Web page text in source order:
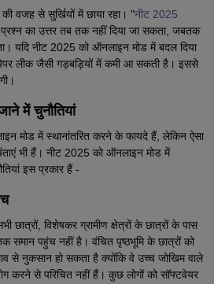
वजह से सुर्खियों में छाया रहा। "नीट 2025
का उत्तर तब तक नहीं दिया जा सकता, जबतक
यदि नीट 2025 को ऑनलाइन मोड में बदल दिया
लीक जैसी गड़बड़ियों में कमी आ सकती है। इससे
में चुनौतियां
मोड में स्थानांतरित करने के फायदे हैं, लेकिन ऐसा
भी हैं। नीट 2025 को ऑनलाइन मोड में
इस प्रकार हैं -
छात्रों, विशेषकर ग्रामीण क्षेत्रों के छात्रों के पास
समान पहुंच नहीं है। वंचित पृष्ठभूमि के छात्रों को
से नुकसान हो सकता है क्योंकि वे उच्च जोखिम वाले
करने से परिचित नहीं हैं। कुछ लोगों को सॉफ्टवेयर